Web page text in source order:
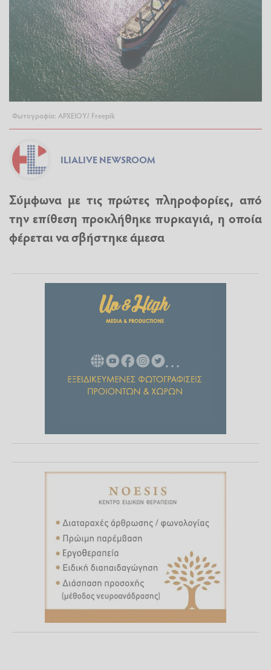
Φωτογραφία: ΑΡΧΕΙΟΥ/ Freepik
ILIALIVE NEWSROOM
Σύμφωνα με τις πρώτες πληροφορίες, από
την επίθεση προκλήθηκε πυρκαγιά, η οποία
φέρεται να σβήστηκε άμεσα